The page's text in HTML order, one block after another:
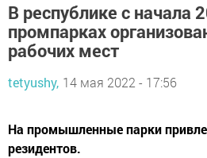
В республике с начала
промпарках
рабочих мест
tetyushy, 14 мая 2022 - 17:56
На промышленные парки
резидентов.